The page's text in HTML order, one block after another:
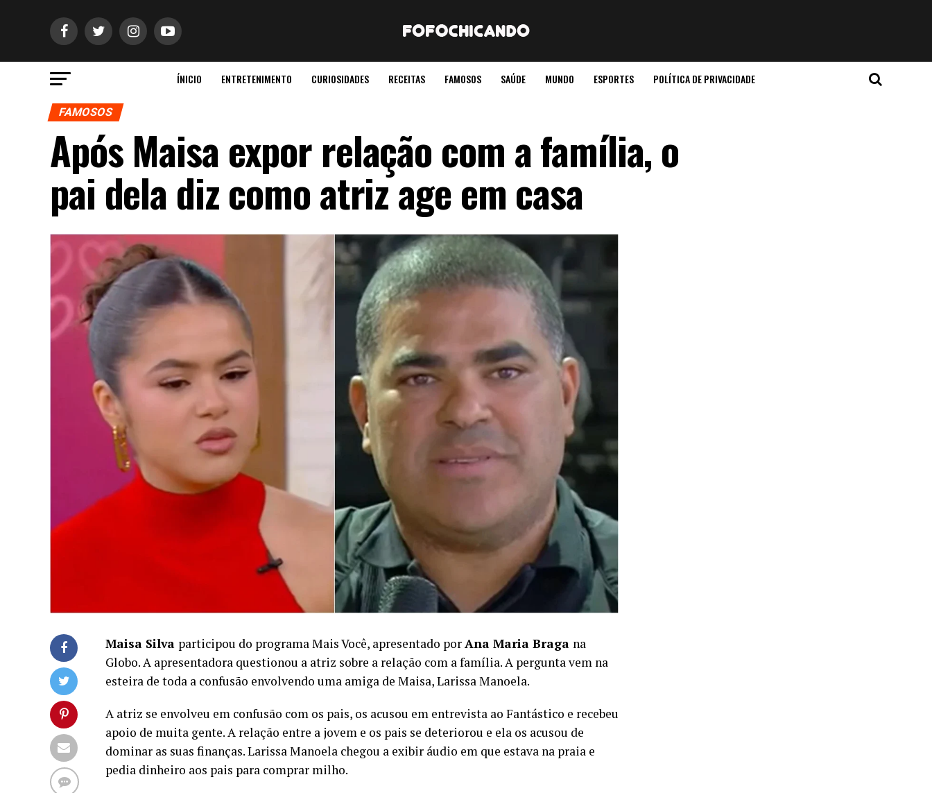
ÍNICIO ENTRETENIMENTO CURIOSIDADES RECEITAS FAMOSOS SAÚDE MUNDO ESPORTES POLÍTICA DE PRIVACIDADE
FAMOSOS
Após Maisa expor relação com a família, o
pai dela diz como atriz age em casa
Maisa Silva participou do programa Mais Você, apresentado porAna Maria Braga na
Globo. A apresentadora questionou a atriz sobre a relação com a família. A pergunta vem na
esteira de toda a confusão envolvendo uma amiga de Maisa, Larissa Manoela.
A atriz se envolveu em confusão com os pais, os acusou em entrevista ao Fantástico e recebeu
apoio de muita gente. A relação entre a jovem e os pais se deteriorou e ela os acusou de
dominar as suas finanças. Larissa Manoela chegou a exibir áudio em que estava na praia e
pedia dinheiro aos pais para comprar milho.